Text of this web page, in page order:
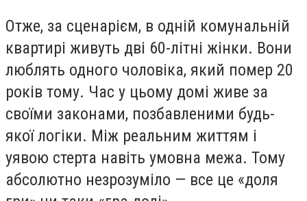
Отже, за сценарієм, в одній комунальній
квартирі живуть дві 60-літні жінки. Вони
люблять одного чоловіка, який помер 20
років тому. Час у цьому домі живе за
своїми законами, позбавленими будь-
якої логіки. Між реальним життям і
уявою стерта навіть умовна межа. Тому
абсолютно незрозуміло — все це «доля